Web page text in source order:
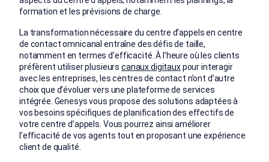
formation et les prévisions de charge.
La transformation nécessaire du centre d’appels en centre
de contact omnicanal entraîne des défis de taille,
notamment en termes d’efficacité. À l’heure où les clients
préfèrent utiliser plusieurs canaux digitauxpour interagir
avec les entreprises, les centres de contact n’ont d’autre
choix que d’évoluer vers une plateforme de services
intégrée. Genesys vous propose des solutions adaptées à
vos besoins spécifiques de planification des effectifs de
votre centre d’appels. Vous pourrez ainsi améliorer
l’efficacité de vos agents tout en proposant une expérience
client de qualité.